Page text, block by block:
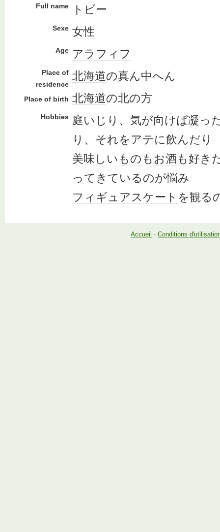
Full name トビー
Sexe 女性
Age アラフィフ
Place of
residence
北海道の真ん中へん
Place of birth 北海道の北の方
Hobbies
庭いじり、気が向けば凝っ
り、それをアテに飲んだり
美味しい もの もお酒も好き
ってきているのが悩み
フィギュアスケート を観る
Accueil - Conditions